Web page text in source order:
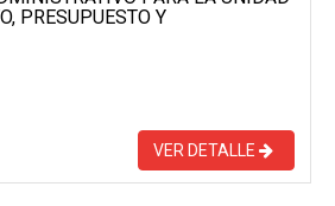
PRESUPUESTO Y
VER DETALLE